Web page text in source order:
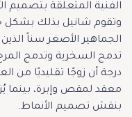
الفنية المتعلقة بتصميم
وتقوم شانيل بذلك بشكل
الجماهير الأصغر سناً
تدمج السخرية وتدمج
درجة أن زوجًا تقليديًا من
معقد لمقص وإبرة، بينما
بنقش تصميم الأنماط.